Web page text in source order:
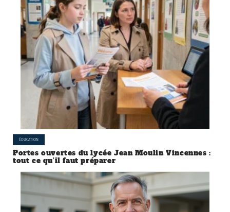
ÉDUCATION
Portes ouvertes du lycée Jean Moulin Vincennes :
tout ce qu’il faut préparer